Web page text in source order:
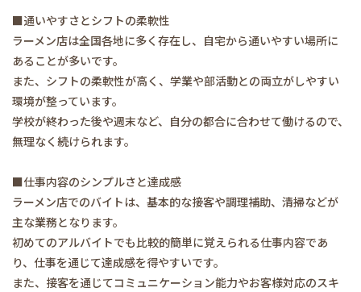
■通いやすさとシフトの柔軟性
ラーメン店は全国各地に多く存在し、自宅から通いやすい場所に
あることが多いです。
また、シフトの柔軟性が高く、学業や部活動との両立がしやすい
環境が整っています。
学校が終わった後や週末など、自分の都合に合わせて働けるので、
無理なく続けられます。
■仕事内容のシンプルさと達成感
ラーメン店でのバイトは、基本的な接客や調理補助、清掃などが
主な業務となります。
初めてのアルバイトでも比較的簡単に覚えられる仕事内容であ
り、仕事を通じて達成感を得やすいです。
また、接客を通じてコミュニケーション能力やお客様対応のスキ